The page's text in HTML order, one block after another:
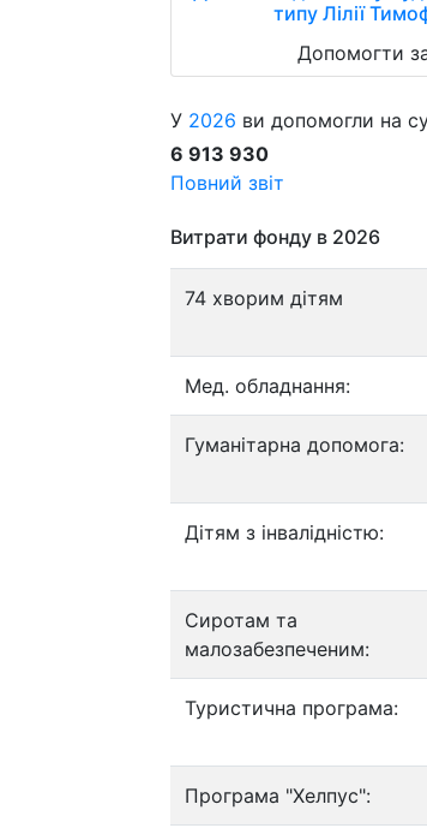
типу Лілії
Допомогти
У 2026 ви допомогли на
6 913 930
Повний звіт
Витрати фонду в 2026
74 хворим дітям
Мед. обладнання:
Гуманітарна допомога:
Дітям з інвалідністю:
Сиротам та
малозабезпеченим:
Туристична програма:
Програма "Хелпус":